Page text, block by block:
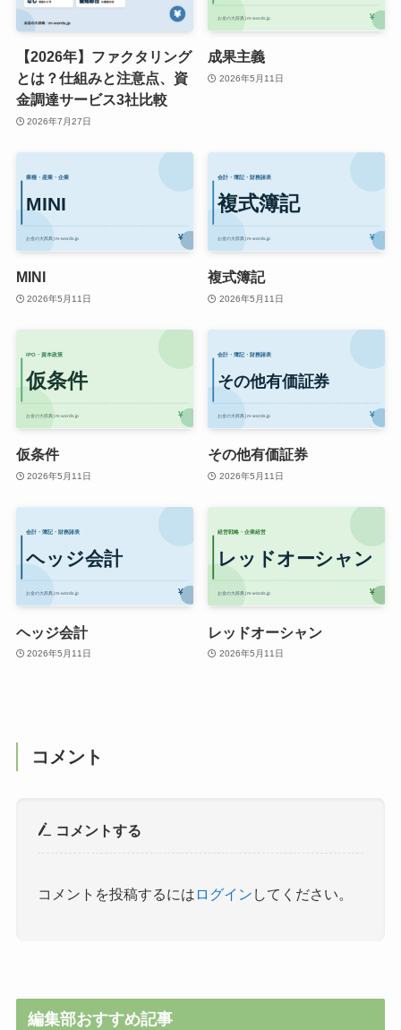
【2026年】ファクタリング
とは？仕組みと注意点、資
金調達サービス3社比較
2026年7月27日
成果主義
2026年5月11日
MINI
2026年5月11日
複式簿記
2026年5月11日
仮条件
2026年5月11日
その他有価証券
2026年5月11日
ヘッジ会計
2026年5月11日
レッドオーシャン
2026年5月11日
コメント
コメントする
コメントを投稿するには ログイン してください。
編集部おすすめ記事